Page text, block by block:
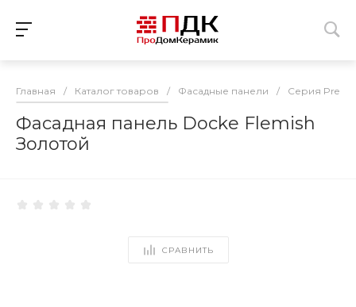
Главная / Каталог товаров / Фасадные панели / Серия
Фасадная панель Docke Flemish
Золотой
СРАВНИТЬ